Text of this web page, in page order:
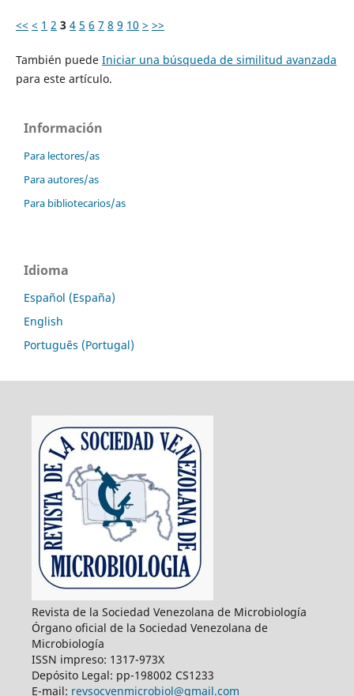
<< < 1 2 3 4 5 6 7 8 9 10 > >>
También puede Iniciar una búsqueda de similitud avanzada
para este artículo.
Información
Para lectores/as
Para autores/as
Para bibliotecarios/as
Idioma
Español (España)
English
Português (Portugal)
Revista de la Sociedad Venezolana de Microbiología
Órgano oficial de la Sociedad Venezolana de
Microbiología
ISSN impreso: 1317-973X
Depósito Legal: pp-198002 CS1233
E-mail: revsocvenmicrobiol@gmail.com